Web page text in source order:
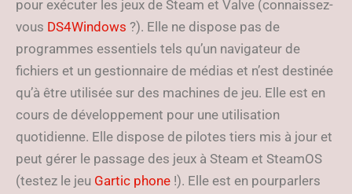
pour exécuter les jeux de Steam et Valve (connaissez-
vous DS4Windows ?). Elle ne dispose pas de
programmes essentiels tels qu’un navigateur de
fichiers et un gestionnaire de médias et n’est destinée
qu’à être utilisée sur des machines de jeu. Elle est en
cours de développement pour une utilisation
quotidienne. Elle dispose de pilotes tiers mis à jour et
peut gérer le passage des jeux à Steam et SteamOS
(testez le jeu Gartic phone !). Elle est en pourparlers